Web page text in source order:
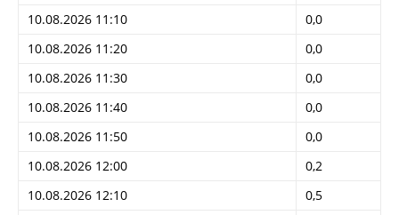
10.08.2026 11:10
0,0
10.08.2026 11:20
0,0
10.08.2026 11:30
0,0
10.08.2026 11:40
0,0
10.08.2026 11:50
0,0
10.08.2026 12:00
0,2
10.08.2026 12:10
0,5